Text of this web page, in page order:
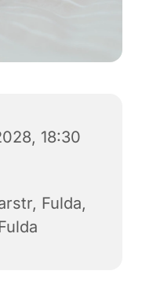
18:30
Fulda,